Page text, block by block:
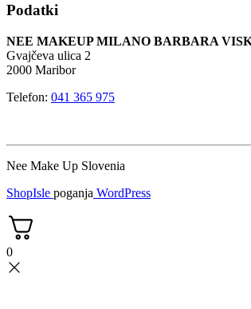
Podatki
NEE MAKEUP MILANO BARBARA
Gvajčeva ulica 2
2000 Maribor
Telefon: 041 365 975
Nee Make Up Slovenia
ShopIsle poganja WordPress
0